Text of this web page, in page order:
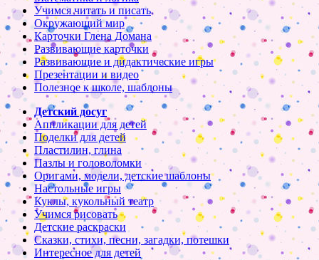
Учимся читать и писать
Окружающий мир
Карточки Глена Домана
Развивающие карточки
Развивающие и дидактические игры
Презентации и видео
Полезное к школе, шаблоны
Детский досуг
Аппликации для детей
Поделки для детей
Пластилин, глина
Пазлы и головоломки
Оригами, модели, детские шаблоны
Настольные игры
Куклы, кукольный театр
Учимся рисовать
Детские раскраски
Сказки, стихи, песни, загадки, потешки
Интересное для детей